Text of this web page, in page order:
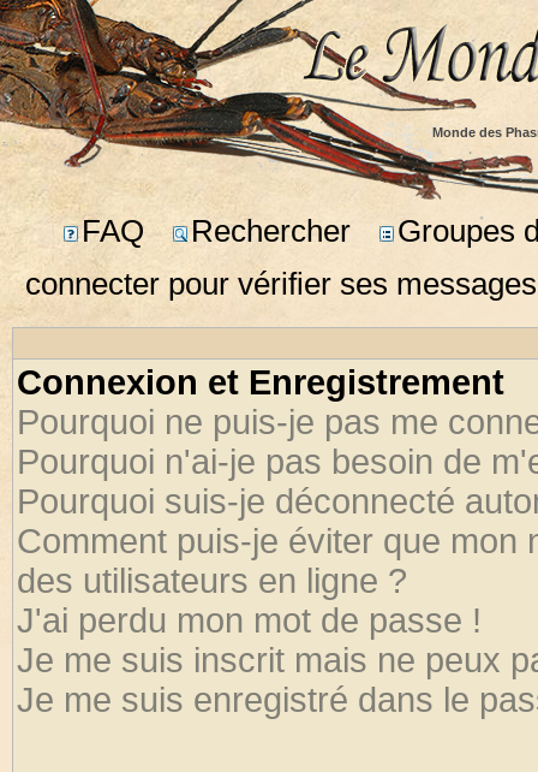
Monde des
FAQ Rechercher
Groupes
connecter pour vérifier ses
Connexion et Enregistrement
Pourquoi ne puis-je pas me
Pourquoi n'ai-je pas besoin de
Pourquoi suis-je déconnecté
Comment puis-je éviter que mon
des utilisateurs en ligne ?
J'ai perdu mon mot de passe !
Je me suis inscrit mais ne peux
Je me suis enregistré dans le